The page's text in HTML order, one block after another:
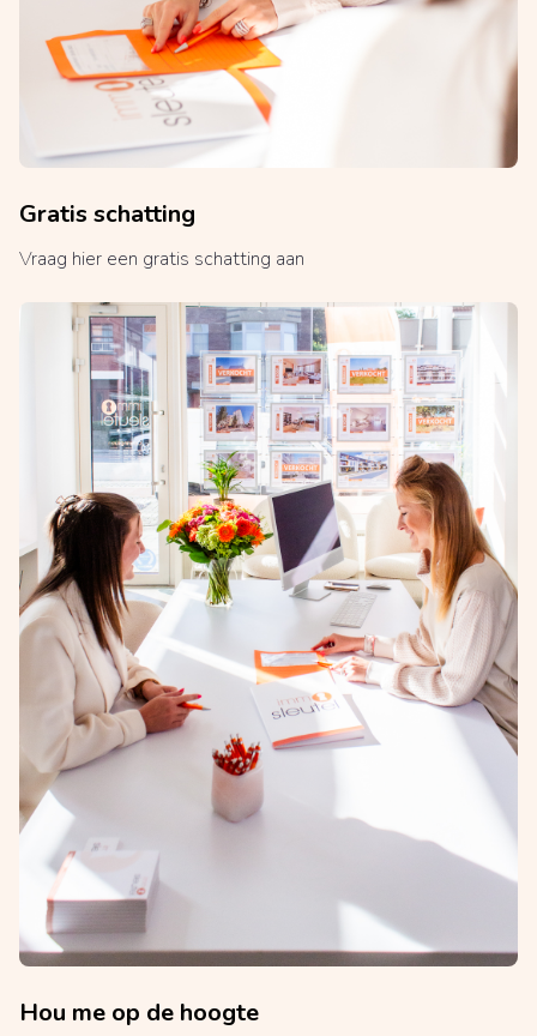
Gratis schatting
Vraag hier een gratis schatting aan
Hou me op de hoogte